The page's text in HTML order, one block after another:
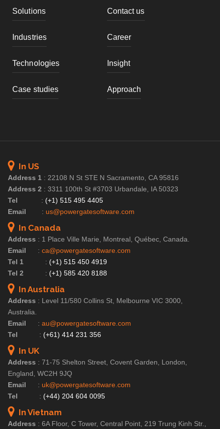
Solutions
Industries
Technologies
Case studies
Contact us
Career
Insight
Approach
In US
Address 1 : 22108 N St STE N Sacramento, CA 95816
Address 2 : 3311 100th St #3703 Urbandale, IA 50323
Tel
: (+1) 515 495 4405
Email : us@powergatesoftware.com
In Canada
Address : 1 Place Ville Marie, Montreal, Québec, Canada.
Email : ca@powergatesoftware.com
Tel 1 : (+1) 515 450 4919
Tel 2 : (+1) 585 420 8188
In Australia
Address : Level 11/580 Collins St, Melbourne VIC 3000,
Australia.
Email : au@powergatesoftware.com
Tel : (+61) 414 231 356
In UK
Address : 71-75 Shelton Street, Covent Garden, London,
England, WC2H 9JQ
Email : uk@powergatesoftware.com
Tel : (+44) 204 604 0095
In Vietnam
Address : 6A Floor, C Tower, Central Point, 219 Trung Kinh Str.,